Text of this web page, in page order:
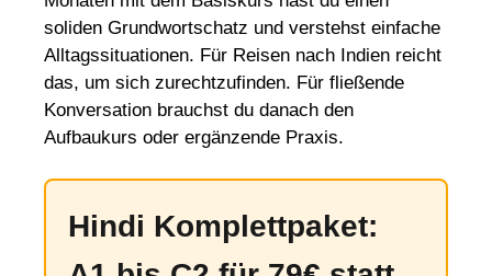
soliden Grundwortschatz und verstehst einfache
Alltagssituationen. Für Reisen nach Indien reicht
das, um sich zurechtzufinden. Für fließende
Konversation brauchst du danach den
Aufbaukurs oder ergänzende Praxis.
Hindi Komplettpaket: